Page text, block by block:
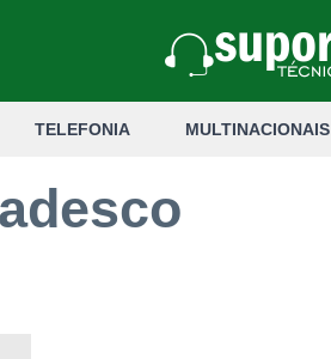
TELEFONIA MULTINACIONAIS